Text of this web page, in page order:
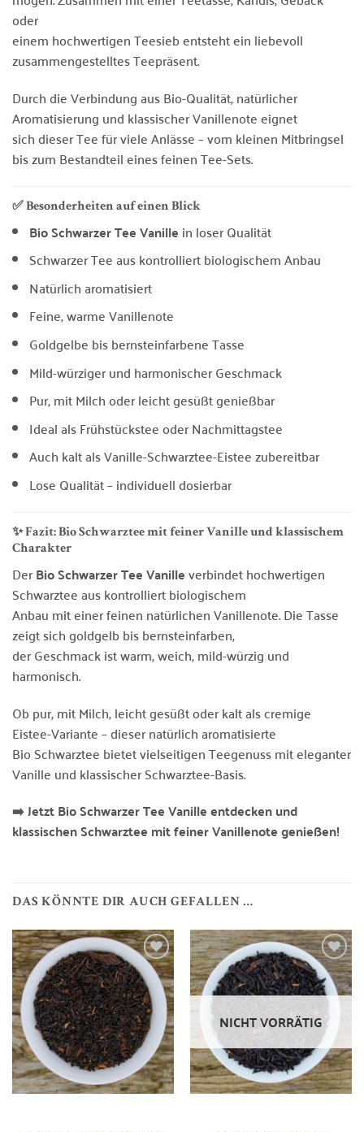
oder
einem hochwertigen Teesieb entsteht ein liebevoll
zusammengestelltes Teepräsent.
Durch die Verbindung aus Bio-Qualität, natürlicher
Aromatisierung und klassischer Vanillenote eignet
sich dieser Tee für viele Anlässe – vom kleinen Mitbringsel
bis zum Bestandteil eines feinen Tee-Sets.
✅ Besonderheiten auf einen Blick
Bio Schwarzer Tee Vanille in loser Qualität
Schwarzer Tee aus kontrolliert biologischem Anbau
Natürlich aromatisiert
Feine, warme Vanillenote
Goldgelbe bis bernsteinfarbene Tasse
Mild-würziger und harmonischer Geschmack
Pur, mit Milch oder leicht gesüßt genießbar
Ideal als Frühstückstee oder Nachmittagstee
Auch kalt als Vanille-Schwarztee-Eistee zubereitbar
Lose Qualität – individuell dosierbar
✨ Fazit: Bio Schwarztee mit feiner Vanille und klassischem
Charakter
DerBio Schwarzer Tee Vanilleverbindet hochwertigen
Schwarztee aus kontrolliert biologischem
Anbau mit einer feinen natürlichen Vanillenote. Die Tasse
zeigt sich goldgelb bis bernsteinfarben,
der Geschmack ist warm, weich, mild-würzig und
harmonisch.
Ob pur, mit Milch, leicht gesüßt oder kalt als cremige
Eistee-Variante – dieser natürlich aromatisierte
Bio Schwarztee bietet vielseitigen Teegenuss mit eleganter
Vanille und klassischer Schwarztee-Basis.
➡️ Jetzt Bio Schwarzer Tee Vanille entdecken und
klassischen Schwarztee mit feiner Vanillenote genießen!
DAS KÖNNTE DIR AUCH GEFALLEN …
Zur
Wunschliste
hinzufügen
Zur
Wunschliste
hinzufügen
NICHT VORRÄTIG